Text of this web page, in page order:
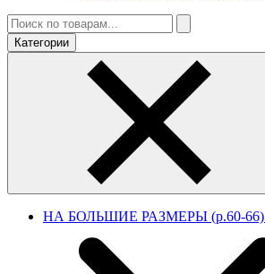
Категории
НА БОЛЬШИЕ РАЗМЕРЫ (р.60-66)